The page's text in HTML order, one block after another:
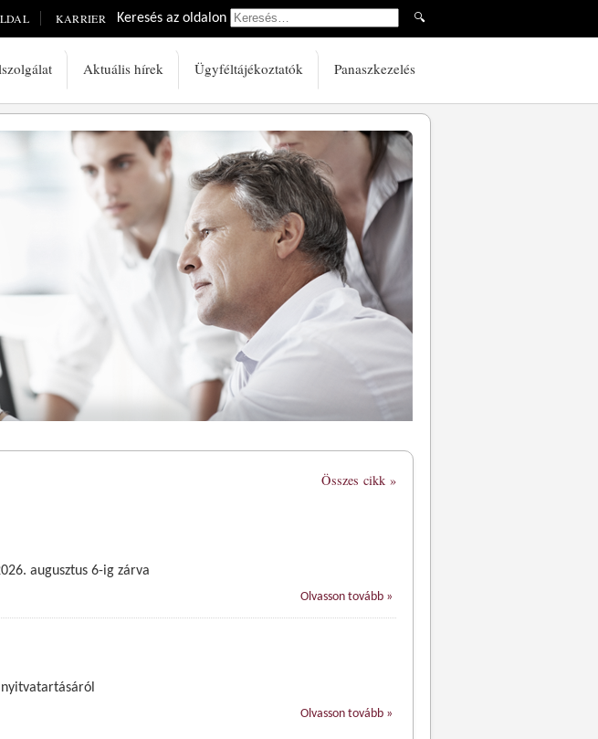
KARRIER Keresés az oldalon 🔍
Aktuális hírek Ügyféltájékoztatók Panaszkezelés
Összes cikk »
augusztus 6-ig zárva
Olvasson tovább »
Olvasson tovább »